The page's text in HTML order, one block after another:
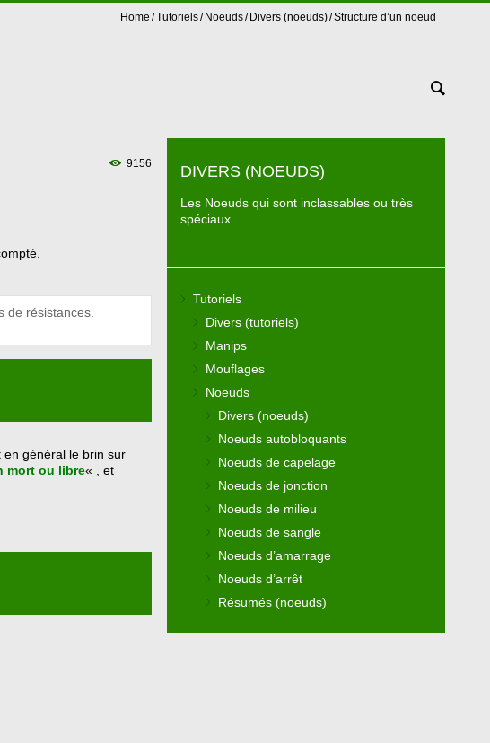
Home Tutoriels Noeuds Divers (noeuds) Structure d’un noeud
9156
de résistances.
général le brin sur
mort ou libre« , et
DIVERS (NOEUDS)
Les Noeuds qui sont inclassables ou très
spéciaux.
Tutoriels
Divers (tutoriels)
Manips
Mouflages
Noeuds
Divers (noeuds)
Noeuds autobloquants
Noeuds de capelage
Noeuds de jonction
Noeuds de milieu
Noeuds de sangle
Noeuds d’amarrage
Noeuds d’arrêt
Résumés (noeuds)